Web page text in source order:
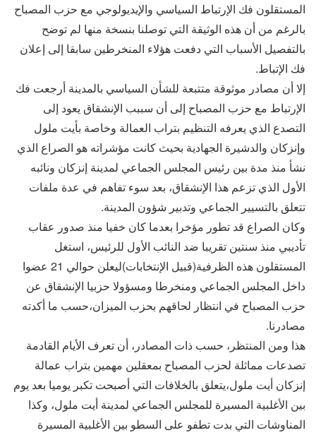
المستقلون فك الإرتباط السياسي والإيديولوجي مع حزب المصباح
بالرغم من أن هذه الوثيقة التي توصلنا بنسخة منها لم توضح
بالتفصيل الأسباب التي دفعت هؤلاء المنخرطين سابقا إلى إعلان
فك الإتباط.
إلا أن مصادر موثوقة متتبعة للشأن السياسي بالمدينة أرجعت فك
الإرتباط مع حزب المصباح إلى أن سببب الإنشقاق يعود إلى
التصدع الذي يعرفه التنظيم بتراب العمالة وخاصة بأيت ملول
وإنزكان والدشيرة الجهادية بحيث كانت مؤشراته هو الصراع الذي
نشأ منذ مدة بين رئيس المجلس الجماعي لمدينة إنزكان ونائبه
الأول الذي تزعم هذا الإنشقاق، بعد سوء تفاهم في عدة ملفات
تتعلق بالتسيير الجماعي وتدبير شؤون المدينة.
وكان الصراع قد تطور مؤخرا بعدما كان خفيا منذ صدور عقاب
تأديبي منذ سنتين تقريبا ضد النائب الأول للرئيس، استغل
المستقلون هذه الظرفية(قبيل الإنتخابات)ليعلن حوالي 21 عضوا
داخل المجلس الجماعي ومنخرطا ومسؤولا حزبيا الإنشقاق عن
حزب المصباح في انتظار لحاقهم بحزب الميزان،حسب ما أكدته
مصادرنا.
هذا ومن المنتظر، حسب ذات المصادر، أن تعرف الأيام القادمة
تصدعات مماثلة لحزب المصباح بمعقلين مهمين بتراب عمالة
إنزكان أيت ملول،يتعلق بالخلافات التي أصبحت تكبر يوميا بعد يوم
بين الأغلبية المسيرة للمجلس الجماعي لمدينة أيت ملول، وكذا
المناوشات التي بدت تطفو على السطو بين الأغلبية المسيرة